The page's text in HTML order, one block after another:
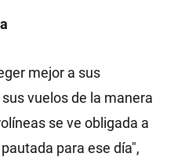
mejor a sus
vuelos de la manera
se ve obligada a
para ese día",